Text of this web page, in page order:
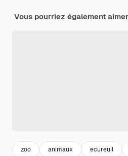
Vous pourriez également
zoo animaux ecureuil